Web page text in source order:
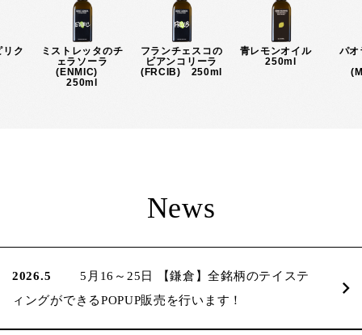
リク
ミストレッタのチ
ェラソーラ
(ENMIC)
250ml
フランチェスコの
ビアンコリーラ
(FRCIB) 250ml
青レモンオイル
250ml
パオ
News
2026.5 5月16～25日 【鎌倉】全銘柄のテイステ
ィングができるPOPUP販売を行います！